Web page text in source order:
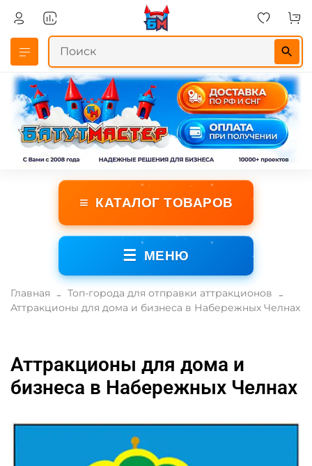
≡ КАТАЛОГ ТОВАРОВ
☰ МЕНЮ
Главная
Топ-города для отправки аттракционов
Аттракционы для дома и бизнеса в Набережных Челнах
Аттракционы для дома и
бизнеса в Набережных Челнах